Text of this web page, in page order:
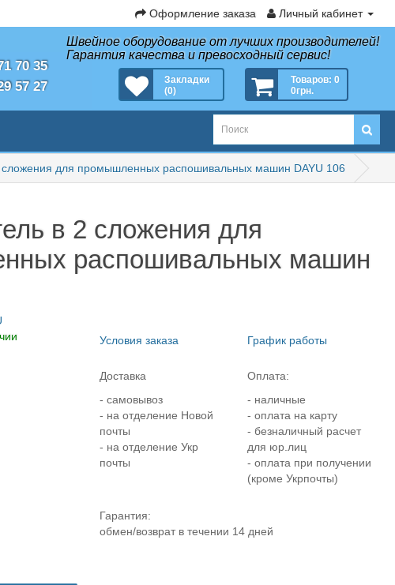
Оформление заказа Личный кабинет
70 35
57 27
Швейное оборудование от лучших производителей!
Гарантия качества и превосходный сервис!
Закладки
(0)
Товаров: 0
0грн.
сложения для промышленных распошивальных машин DAYU 106
в 2 сложения для
распошивальных машин
Условия заказа
Доставка
- самовывоз
- на отделение Новой
почты
- на отделение Укр
почты
График работы
Оплата:
- наличные
- оплата на карту
- безналичный расчет
для юр.лиц
- оплата при получении
(кроме Укрпочты)
Гарантия:
обмен/возврат в течении 14 дней